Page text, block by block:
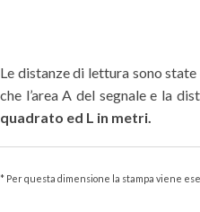
Le distanze di lettura sono
che l’area A del segnale e la
quadrato ed L in metri.
* Per questa dimensione la stampa viene